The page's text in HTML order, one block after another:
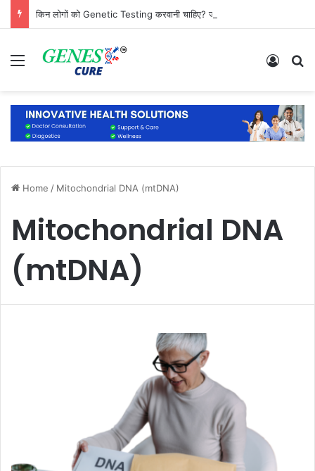
Menu Log In
Home / Mitochondrial DNA (mtDNA)
Mitochondrial DNA
(mtDNA)